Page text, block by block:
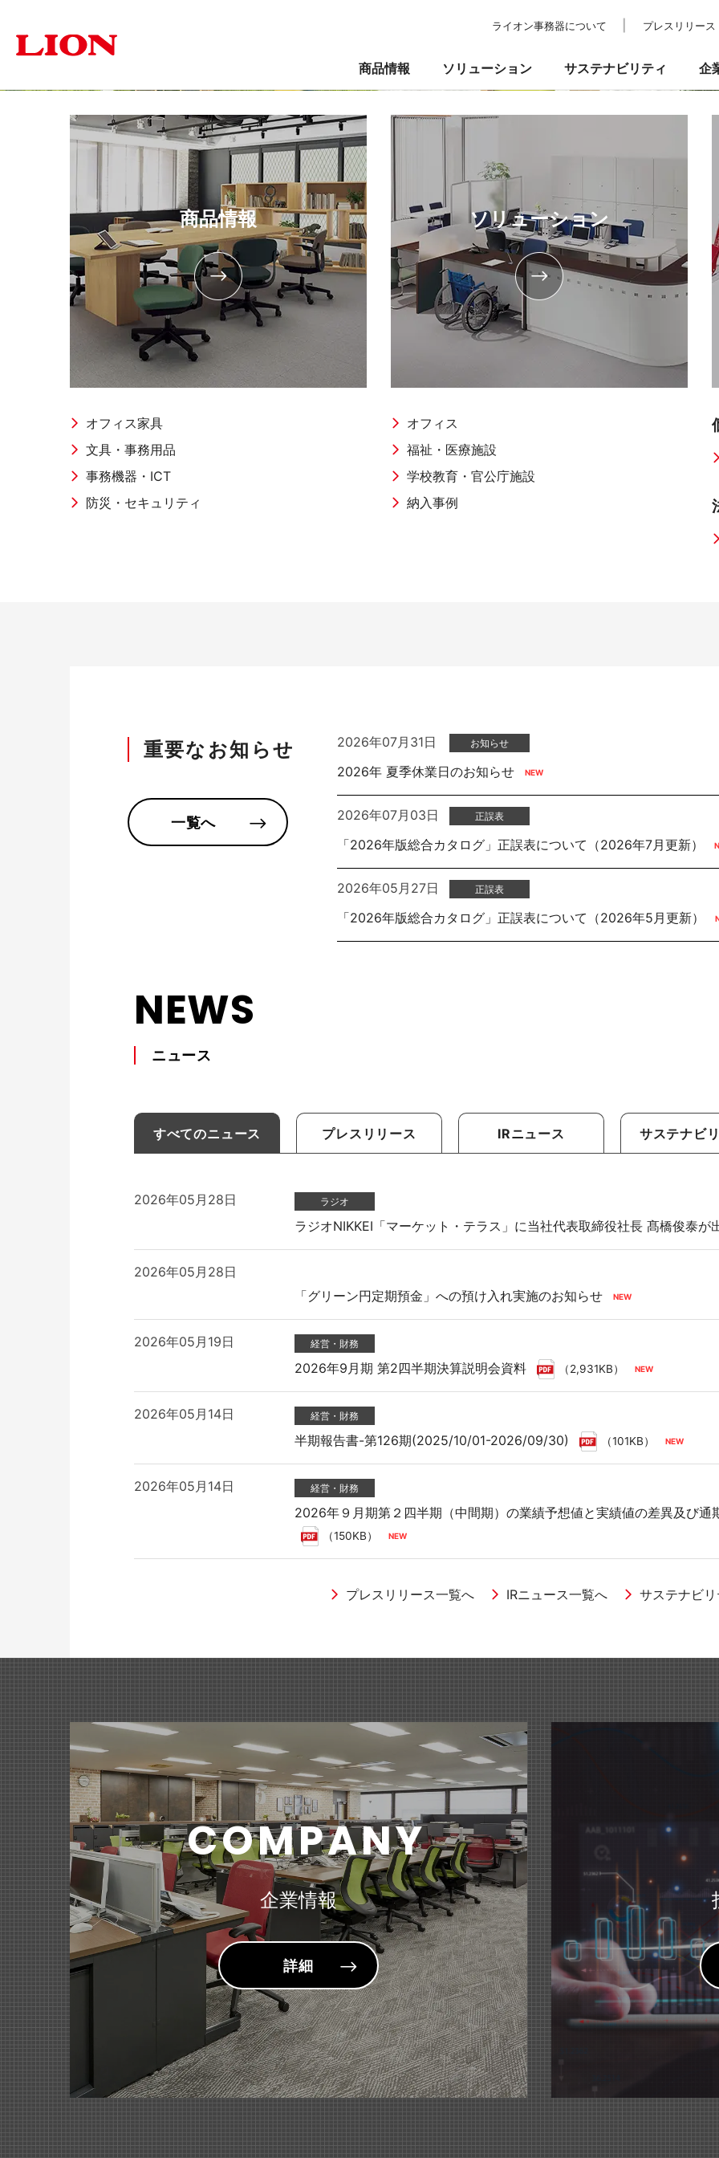
商品情報
オフィス家具
文具・事務用品
事務機器・ICT
防災・セキュリティ
ソリューション
オフィス
福祉・医療施設
学校教育・官公庁施設
納入事例
重要なお知らせ
一覧へ
2026年07月31日 お知らせ
2026年 夏季休業日のお知らせ
2026年07月03日 正誤表
「2026年版総合カタログ」正誤表について（2026年7月更新）
2026年05月27日 正誤表
「2026年版総合カタログ」正誤表について（2026年5月更新）
NEWS
ニュース
すべてのニュース プレスリリース IRニュース サステナビ
2026年05月28日 ラジオ
ラジオNIKKEI「マーケット・テラス」に当社代表取締役社長 髙橋俊泰が
2026年05月28日
「グリーン円定期預金」への預け入れ実施のお知らせ
2026年05月19日 経営・財務
2026年9月期 第2四半期決算説明会資料 （2,931KB）
2026年05月14日 経営・財務
半期報告書-第126期(2025/10/01-2026/09/30) （101KB）
2026年05月14日 経営・財務
2026年９月期第２四半期（中間期）の業績予想値と実績値の差異及び通
（150KB）
2026年04月01日 商品・サービス その他
発刊のお知らせ
2026年02月27日 商品・サービス 家具
『＜MELIO（メリオ）＞ソファーシリーズ』 リニューアル
～ゆるやかな囲みで生まれる、心地よい空間。～
2026年02月20日 商品・サービス 家具
『スタンダードデスク&テーブル＜Branato（ブラナート）＞』 新発売
～用途に合わせて選べる多彩なラインアップ～
2026年02月17日 商品・サービス 文具
『＜sumafy（スマフィ）＞ フレームホルダー』 新発売
～お子様が描いた作品や賞状を飾りながら収納できるケース～
2026年05月14日 有価証券報告書
2026年05月14日
2026年９月期第２四半期（中間期）の業績予想値と実績値の差異及び通
（150KB）
2026年05月14日 決算短信
2026年9月期 第2四半期（中間期）決算短信〔日本基準〕(連結) （
2026年03月12日 適時開示
固定資産の譲渡および特別利益の計上に関するお知らせ （135KB）
2025年05月30日
2024年09月19日
公益財団法人「日本補助犬協会」への支援について
2024年09月19日
公益財団法人「日本盲導犬協会」への支援について
2024年09月19日
社会福祉法人「日本聴導犬協会」への支援について
2026年04月06日 Web 文具
2026年04月03日 ラジオ 文具
ABCラジオ「Ｓｋｙ presents 藤原竜也のラジオ」にて『はにさっくポー
2026年03月24日 雑誌・書籍 文具
雑誌「GetNavi」にて『小型文具シリーズ＜pimmy（ピミー）＞小型ステ
2026年02月16日 雑誌・書籍 文具
雑誌「モノ・マガジン」にて『はにさっくポーチ』が紹介されました。
プレスリリース一覧へ IRニュース一覧へ サステナビ
COMPANY
企業情報
詳細
ライオン事務器について プレスリリース
商品情報
オフィス家具
オープンコミュニケーション
個室ブース・パーティション
ミーティングサポート
教育施設用家具
医療・福祉施設用家具
文具・事務用品
ファイル
抗菌対応商品
推し活向け商品
事務機器・ICT
事務機器
防災・
感
商品情報
ソリューション
福祉・医療施設 学校教育・官公庁施設 納入事例
ソリューション
サステナビリティ
トップメッセージ サステナビリティの考え方 環境 ガバナンス
サステナビリティ
企業情報
トップメッセージ ライオン事務器について 事業所一覧 ショールーム プ
採用情報
企
投資家の皆さま
個人投資家の皆さまへ IRライブラリ 株式情報
IRに関するよくあるご質問
IRに関するお問い合わせ